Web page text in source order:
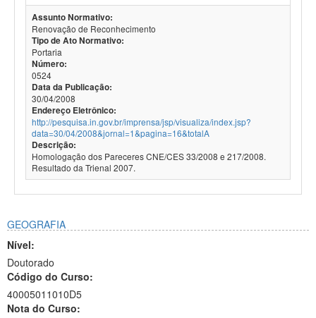
Assunto Normativo:
Renovação de Reconhecimento
Tipo de Ato Normativo:
Portaria
Número:
0524
Data da Publicação:
30/04/2008
Endereço Eletrônico:
http://pesquisa.in.gov.br/imprensa/jsp/visualiza/index.jsp?
data=30/04/2008&jornal=1&pagina=16&totalA
Descrição:
Homologação dos Pareceres CNE/CES 33/2008 e 217/2008.
Resultado da Trienal 2007.
GEOGRAFIA
Nível:
Doutorado
Código do Curso:
40005011010D5
Nota do Curso: